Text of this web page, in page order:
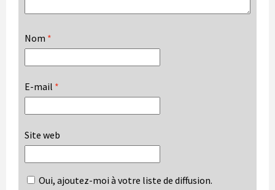
Nom *
E-mail *
Site web
Oui, ajoutez-moi à votre liste de diffusion.